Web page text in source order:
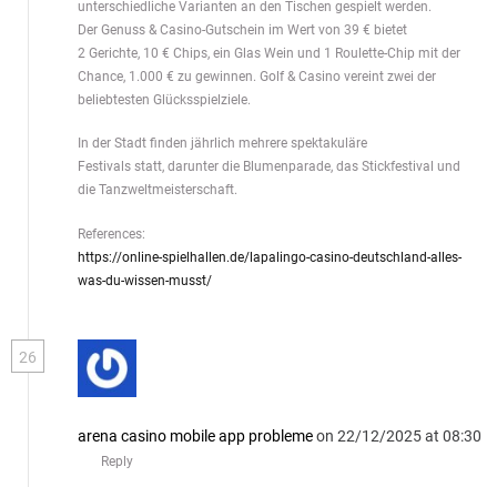
unterschiedliche Varianten an den Tischen gespielt werden.
Der Genuss & Casino-Gutschein im Wert von 39 € bietet
2 Gerichte, 10 € Chips, ein Glas Wein und 1 Roulette-Chip mit der
Chance, 1.000 € zu gewinnen. Golf & Casino vereint zwei der
beliebtesten Glücksspielziele.
In der Stadt finden jährlich mehrere spektakuläre
Festivals statt, darunter die Blumenparade, das Stickfestival und
die Tanzweltmeisterschaft.
References:
https://online-spielhallen.de/lapalingo-casino-deutschland-alles-
was-du-wissen-musst/
26
arena casino mobile app problemeon 22/12/2025 at 08:30
Reply